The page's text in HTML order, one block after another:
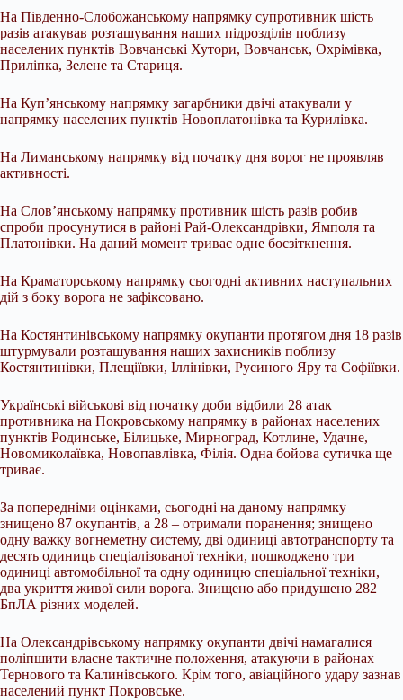
На Південно-Слобожанському напрямку супротивник шість
разів атакував розташування наших підрозділів поблизу
населених пунктів Вовчанські Хутори, Вовчанськ, Охрімівка,
Приліпка, Зелене та Стариця.
На Куп’янському напрямку загарбники двічі атакували у
напрямку населених пунктів Новоплатонівка та Курилівка.
На Лиманському напрямку від початку дня ворог не проявляв
активності.
На Слов’янському напрямку противник шість разів робив
спроби просунутися в районі Рай-Олександрівки, Ямполя та
Платонівки. На даний момент триває одне боєзіткнення.
На Краматорському напрямку сьогодні активних наступальних
дій з боку ворога не зафіксовано.
На Костянтинівському напрямку окупанти протягом дня 18 разів
штурмували розташування наших захисників поблизу
Костянтинівки, Плещіївки, Іллінівки, Русиного Яру та Софіївки.
Українські військові від початку доби відбили 28 атак
противника на Покровському напрямку в районах населених
пунктів Родинське, Білицьке, Мирноград, Котлине, Удачне,
Новомиколаївка, Новопавлівка, Філія. Одна бойова сутичка ще
триває.
За попередніми оцінками, сьогодні на даному напрямку
знищено 87 окупантів, а 28 – отримали поранення; знищено
одну важку вогнеметну систему, дві одиниці автотранспорту та
десять одиниць спеціалізованої техніки, пошкоджено три
одиниці автомобільної та одну одиницю спеціальної техніки,
два укриття живої сили ворога. Знищено або придушено 282
БпЛА різних моделей.
На Олександрівському напрямку окупанти двічі намагалися
поліпшити власне тактичне положення, атакуючи в районах
Тернового та Калинівського. Крім того, авіаційного удару зазнав
населений пункт Покровське.